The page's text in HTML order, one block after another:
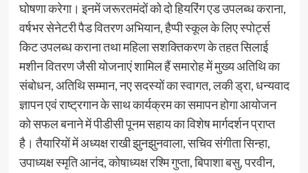
घोषणा करेगा। इनमें जरूरतमंदों को दो हियरिंग एड उपलब्ध कराना,
वर्षभर सेनेटरी पैड वितरण अभियान, हैप्पी स्कूल के लिए स्पोर्ट्स
किट उपलब्ध कराना तथा महिला सशक्तिकरण के तहत सिलाई
मशीन वितरण जैसी योजनाएं शामिल हैं समारोह में मुख्य अतिथि का
संबोधन, अतिथि सम्मान, नए सदस्यों का स्वागत, लकी ड्रा, धन्यवाद
ज्ञापन एवं राष्ट्रगान के साथ कार्यक्रम का समापन होगा आयोजन
को सफल बनाने में पीडीसी पूनम सहाय का विशेष मार्गदर्शन प्राप्त
है। तैयारियों में अध्यक्ष राखी झुनझुनवाला, सचिव संगीता सिन्हा,
उपाध्यक्ष स्मृति आनंद, कोषाध्यक्ष रश्मि गुप्ता, बिपाशा बसु, परवीन,